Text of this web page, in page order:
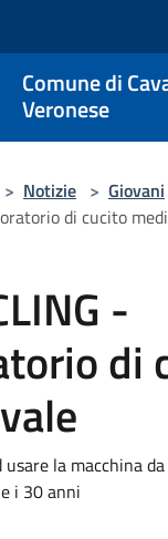
Comune di
Veronese
> Notizie > Giovani
di cucito
-
di
usare la macchina
i 30 anni